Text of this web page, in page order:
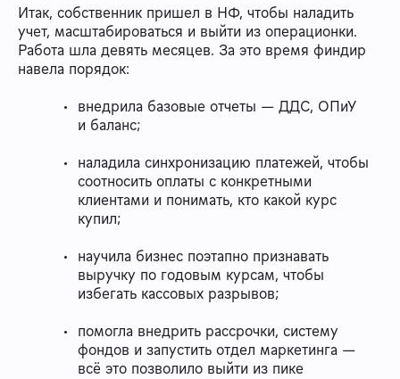
Итак, собственник пришел в НФ, чтобы наладить
учет, масштабироваться и выйти из операционки.
Работа шла девять месяцев. За это время финдир
навела порядок:
внедрила базовые отчеты — ДДС, ОПиУ
и баланс;
наладила синхронизацию платежей, чтобы
соотносить оплаты с конкретными
клиентами и понимать, кто какой курс
купил;
научила бизнес поэтапно признавать
выручку по годовым курсам, чтобы
избегать кассовых разрывов;
помогла внедрить рассрочки, систему
фондов и запустить отдел маркетинга —
всё это позволило выйти из пике